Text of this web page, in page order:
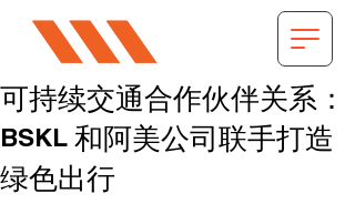
可持续交通合作伙伴关系：
BSKL 和阿美公司联手打造
绿色出行